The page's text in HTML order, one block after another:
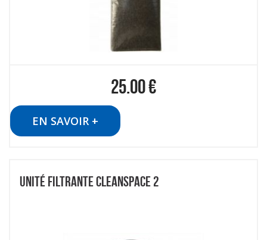
25.00€
EN SAVOIR +
UNITÉ FILTRANTE CLEANSPACE 2